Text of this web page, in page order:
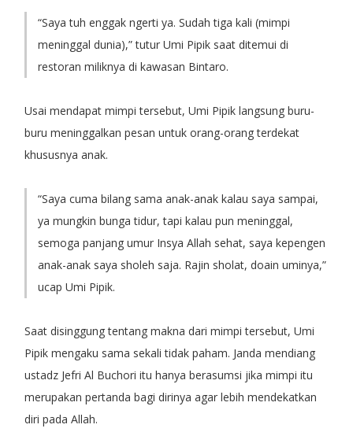
“Saya tuh enggak ngerti ya. Sudah tiga kali (mimpi
meninggal dunia),” tutur Umi Pipik saat ditemui di
restoran miliknya di kawasan Bintaro.
Usai mendapat mimpi tersebut, Umi Pipik langsung buru-
buru meninggalkan pesan untuk orang-orang terdekat
khususnya anak.
“Saya cuma bilang sama anak-anak kalau saya sampai,
ya mungkin bunga tidur, tapi kalau pun meninggal,
semoga panjang umur Insya Allah sehat, saya kepengen
anak-anak saya sholeh saja. Rajin sholat, doain uminya,”
ucap Umi Pipik.
Saat disinggung tentang makna dari mimpi tersebut, Umi
Pipik mengaku sama sekali tidak paham. Janda mendiang
ustadz Jefri Al Buchori itu hanya berasumsi jika mimpi itu
merupakan pertanda bagi dirinya agar lebih mendekatkan
diri pada Allah.